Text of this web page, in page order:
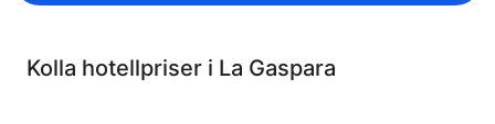
Kolla hotellpriser i La Gaspara